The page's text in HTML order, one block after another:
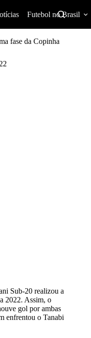
Futebol no Brasil
fase da Copinha
Sub-20 realizou a
2022. Assim, o
gol por ambas
enfrentou o Tanabi